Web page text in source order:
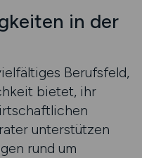
in der
Berufsfeld,
bietet, ihr
unterstützen
rund um